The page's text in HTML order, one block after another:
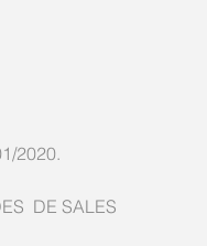
2020.
DE SALES